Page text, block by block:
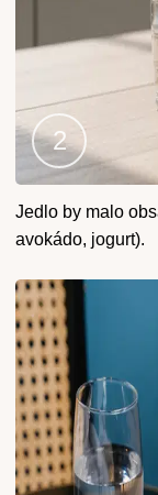
Krok
2
Jedlo by malo
avokádo, jogurt).